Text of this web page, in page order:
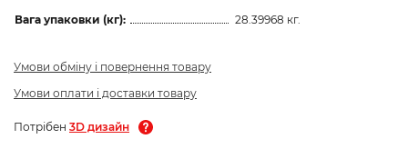
Вага упаковки (кг):
28.39968 кг.
Умови обміну і повернення товару
Умови оплати і доставки товару
Потрібен 3D дизайн